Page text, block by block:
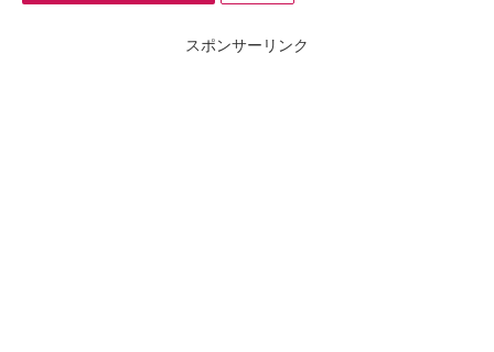
スポンサーリンク